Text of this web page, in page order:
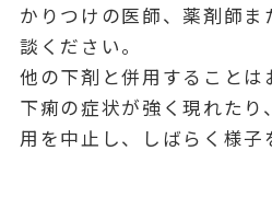
かりつけの医師、薬剤師
談ください。
他の下剤と併用することは
下痢の症状が強く現れたり
用を中止し、しばらく様子